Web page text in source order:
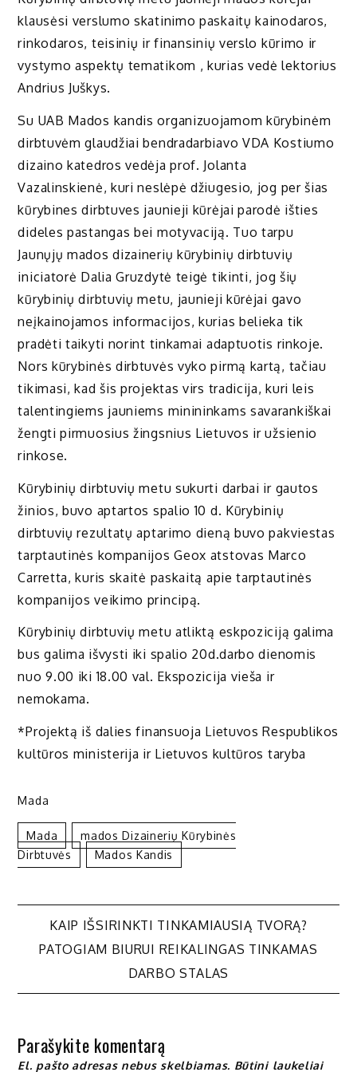
klausėsi verslumo skatinimo paskaitų kainodaros,
rinkodaros, teisinių ir finansinių verslo kūrimo ir
vystymo aspektų tematikom , kurias vedė lektorius
Andrius Juškys.
Su UAB Mados kandis organizuojamom kūrybinėm
dirbtuvėm glaudžiai bendradarbiavo VDA Kostiumo
dizaino katedros vedėja prof. Jolanta
Vazalinskienė, kuri neslėpė džiugesio, jog per šias
kūrybines dirbtuves jaunieji kūrėjai parodė išties
dideles pastangas bei motyvaciją. Tuo tarpu
Jaunųjų mados dizainerių kūrybinių dirbtuvių
iniciatorė Dalia Gruzdytė teigė tikinti, jog šių
kūrybinių dirbtuvių metu, jaunieji kūrėjai gavo
neįkainojamos informacijos, kurias belieka tik
pradėti taikyti norint tinkamai adaptuotis rinkoje.
Nors kūrybinės dirbtuvės vyko pirmą kartą, tačiau
tikimasi, kad šis projektas virs tradicija, kuri leis
talentingiems jauniems minininkams savarankiškai
žengti pirmuosius žingsnius Lietuvos ir užsienio
rinkose.
Kūrybinių dirbtuvių metu sukurti darbai ir gautos
žinios, buvo aptartos spalio 10 d. Kūrybinių
dirbtuvių rezultatų aptarimo dieną buvo pakviestas
tarptautinės kompanijos Geox atstovas Marco
Carretta, kuris skaitė paskaitą apie tarptautinės
kompanijos veikimo principą.
Kūrybinių dirbtuvių metu atliktą eskpoziciją galima
bus galima išvysti iki spalio 20d.darbo dienomis
nuo 9.00 iki 18.00 val. Ekspozicija vieša ir
nemokama.
*Projektą iš dalies finansuoja Lietuvos Respublikos
kultūros ministerija ir Lietuvos kultūros taryba
Mada
Mada
Mados Dizainerių Kūrybinės
Dirbtuvės
Mados Kandis
Navigacija
KAIP IŠSIRINKTI TINKAMIAUSIĄ TVORĄ?
PATOGIAM BIURUI REIKALINGAS TINKAMAS
DARBO STALAS
Parašykite komentarą
El. pašto adresas nebus skelbiamas. Būtini laukeliai